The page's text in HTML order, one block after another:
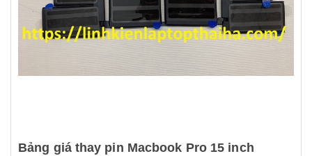
Bảng giá thay pin Macbook Pro 15 inch